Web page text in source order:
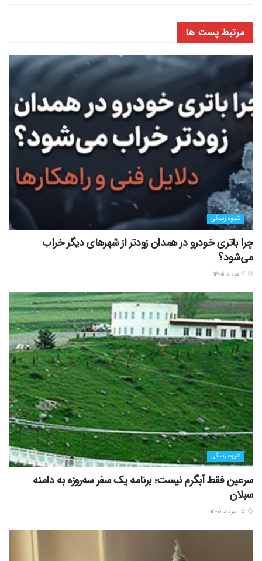
مرتبط پست ها
شیوه زندگی
چرا باتری خودرو در همدان زودتر از شهرهای دیگر خراب
می‌شود؟
شیوه زندگی
سرعین فقط آبگرم نیست؛ برنامه یک سفر سه‌روزه به دامنه
سبلان